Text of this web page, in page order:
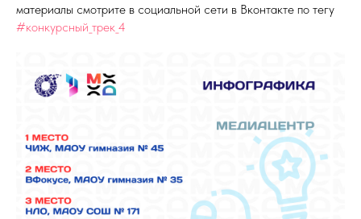
материалы смотрите в социальной сети в Вконтакте по тегу
#конкурсный_трек_4